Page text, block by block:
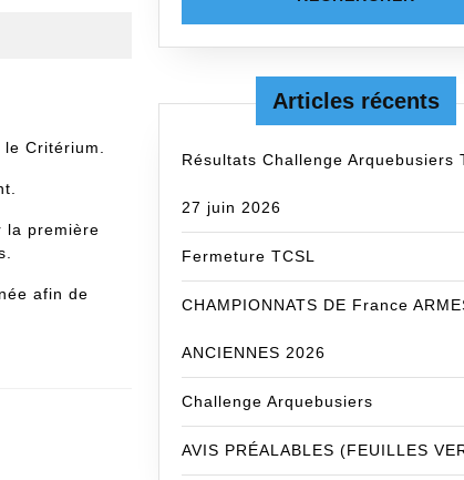
Critérium.
la première
afin de
Articles récents
Résultats Challenge Arquebusiers
27 juin 2026
Fermeture TCSL
CHAMPIONNATS DE France
ANCIENNES 2026
Challenge Arquebusiers
AVIS PRÉALABLES (FEUILLES